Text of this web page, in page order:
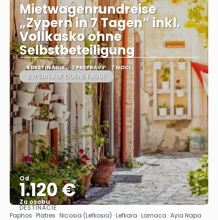
Mietwagenrundreise
„Zypern in 7 Tagen“ inkl.
Vollkasko ohne
Selbstbeteiligung
6 DESTINÁCIE 2 PREPRAVY 7 NOCI
ZYPERN AUF EIGENE FAUST
Od
1.120 €
Za osobu
Pozrieť sa
DESTINÁCIE
Paphos · Platres · Nicosia (Lefkosia) · Lefkara · Larnaca · Ayia Napa